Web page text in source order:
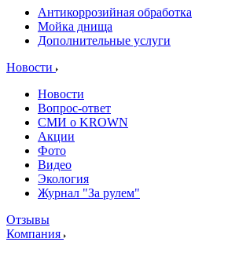
Антикоррозийная обработка
Мойка днища
Дополнительные услуги
Новости
Новости
Вопрос-ответ
СМИ о KROWN
Акции
Фото
Видео
Экология
Журнал "За рулем"
Отзывы
Компания